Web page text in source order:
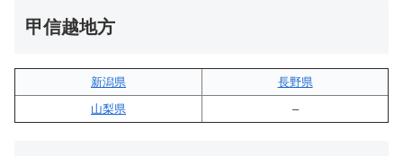
甲信越地方
新潟県
長野県
山梨県
–